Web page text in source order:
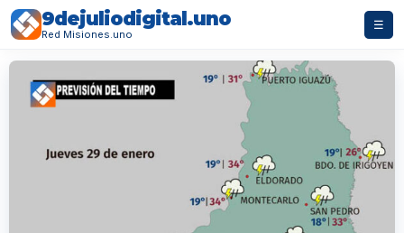
9dejuliodigital.uno
Red Misiones.uno
☰